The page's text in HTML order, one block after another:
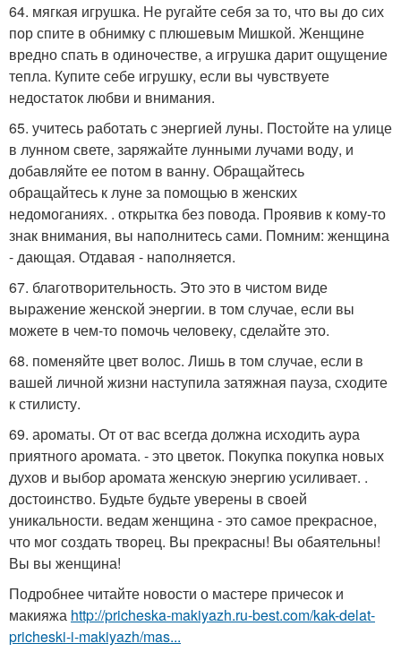
64. мягкая игрушка. Не ругайте себя за то, что вы до сих
пор спите в обнимку с плюшевым Мишкой. Женщине
вредно спать в одиночестве, а игрушка дарит ощущение
тепла. Купите себе игрушку, если вы чувствуете
недостаток любви и внимания.
65. учитесь работать с энергией луны. Постойте на улице
в лунном свете, заряжайте лунными лучами воду, и
добавляйте ее потом в ванну. Обращайтесь
обращайтесь к луне за помощью в женских
недомоганиях. . открытка без повода. Проявив к кому-то
знак внимания, вы наполнитесь сами. Помним: женщина
- дающая. Отдавая - наполняется.
67. благотворительность. Это это в чистом виде
выражение женской энергии. в том случае, если вы
можете в чем-то помочь человеку, сделайте это.
68. поменяйте цвет волос. Лишь в том случае, если в
вашей личной жизни наступила затяжная пауза, сходите
к стилисту.
69. ароматы. От от вас всегда должна исходить аура
приятного аромата. - это цветок. Покупка покупка новых
духов и выбор аромата женскую энергию усиливает. .
достоинство. Будьте будьте уверены в своей
уникальности. ведам женщина - это самое прекрасное,
что мог создать творец. Вы прекрасны! Вы обаятельны!
Вы вы женщина!
Подробнее читайте новости о мастере причесок и
макияжа http://pricheska-makiyazh.ru-best.com/kak-delat-
pricheski-i-makiyazh/mas...